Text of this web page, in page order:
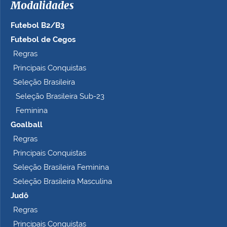
o
o
m
e
t
Modalidades
Futebol B2/B3
Futebol de Cegos
Regras
Principais Conquistas
Seleção Brasileira
Seleção Brasileira Sub-23
Feminina
Goalball
Regras
Principais Conquistas
Seleção Brasileira Feminina
Seleção Brasileira Masculina
Judô
Regras
Principais Conquistas